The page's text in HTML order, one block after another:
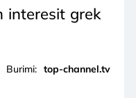
interesit grek
Burimi: top-channel.tv